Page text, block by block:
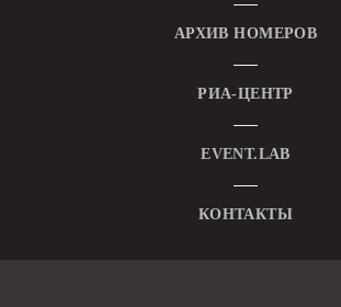
АРХИВ НОМЕРОВ
РИА-ЦЕНТР
EVENT.LAB
КОНТАКТЫ